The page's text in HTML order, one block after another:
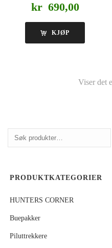
kr 690,00
KJØP
Viser det
Søk
etter:
PRODUKTKATEGORIER
HUNTERS CORNER
Buepakker
Piluttrekkere